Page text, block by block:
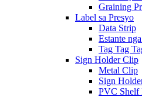
Graining
Label sa Presyo
Data Strip
Estante
Tag Tag
Sign Holder Clip
Metal Clip
Sign
PVC Shelf